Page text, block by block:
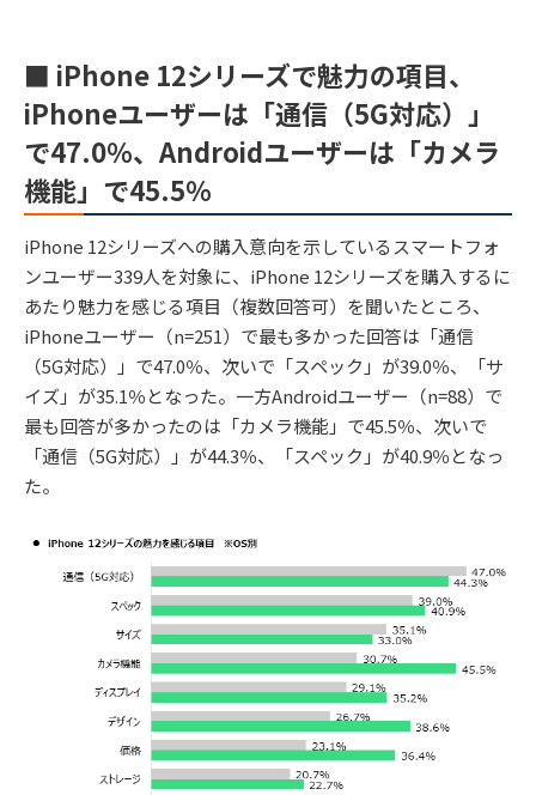
■ iPhone 12シリーズで魅力の項目、
iPhoneユーザーは「通信（5G対応）」
で47.0％、Androidユーザーは「カメラ
機能」で45.5％
iPhone 12シリーズへの購入意向を示しているスマートフォ
ンユーザー339人を対象に、iPhone 12シリーズを購入するに
あたり魅力を感じる項目（複数回答可）を聞いたところ、
iPhoneユーザー（n=251）で最も多かった回答は「通信
（5G対応）」で47.0％、次いで「スペック」が39.0％、「サ
イズ」が35.1％となった。一方Androidユーザー（n=88）で
最も回答が多かったのは「カメラ機能」で45.5％、次いで
「通信（5G対応）」が44.3％、「スペック」が40.9％となっ
た。